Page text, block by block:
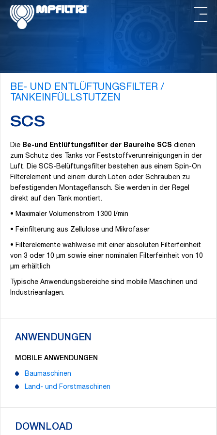
Zum
Inhalt
springen
Zur
Fußzeile
springen
BE- UND ENTLÜFTUNGSFILTER /
TANKEINFÜLLSTUTZEN
SCS
Die Be-und Entlüftungsfilter der Baureihe SCS dienen
zum Schutz des Tanks vor Feststoffverunreinigungen in der
Luft. Die SCS-Belüftungsfilter bestehen aus einem Spin-On
Filterelement und einem durch Löten oder Schrauben zu
befestigenden Montageflansch. Sie werden in der Regel
direkt auf den Tank montiert.
• Maximaler Volumenstrom 1300 l/min
• Feinfilterung aus Zellulose und Mikrofaser
• Filterelemente wahlweise mit einer absoluten Filterfeinheit
von 3 oder 10 µm sowie einer nominalen Filterfeinheit von 10
µm erhältlich
Typische Anwendungsbereiche sind mobile Maschinen und
Industrieanlagen.
ANWENDUNGEN
MOBILE ANWENDUNGEN
Baumaschinen
Land- und Forstmaschinen
DOWNLOAD